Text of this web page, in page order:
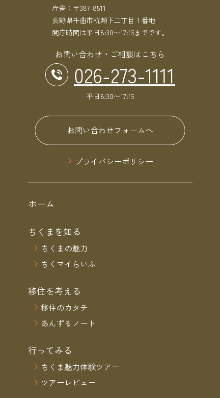
庁舎：〒387-8511
長野県千曲市杭瀬下二丁目１番地
開庁時間は平日8:30〜17:15までです。
お問い合わせ・ご相談はこちら
026-273-1111
平日8:30〜17:15
お問い合わせフォームへ
プライバシーポリシー
ホーム
ちくまを知る
ちくまの魅力
ちくマイらいふ
移住を考える
移住のカタチ
あんずるノート
行ってみる
ちくま魅力体験ツアー
ツアーレビュー